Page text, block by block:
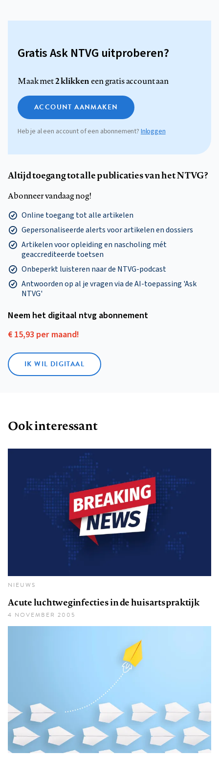
Gratis Ask NTVG uitproberen?
Maak met2 klikkeneen gratis account aan
ACCOUNT AANMAKEN
Heb je al een account of een abonnement? Inloggen
Altijd toegang tot alle publicaties van het NTVG?
Abonneer vandaag nog!
Online toegang tot alle artikelen
Gepersonaliseerde alerts voor artikelen en dossiers
Artikelen voor opleiding en nascholing mét
geaccrediteerde toetsen
Onbeperkt luisteren naar de NTVG-podcast
Antwoorden op al je vragen via de AI-toepassing 'Ask
NTVG'
Neem het digitaal ntvg abonnement
€ 15,93 per maand!
IK WIL DIGITAAL
Ook interessant
NIEUWS
Acute luchtweginfecties in de huisartspraktijk
4 NOVEMBER 2005